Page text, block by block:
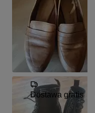
Dostawa gratis